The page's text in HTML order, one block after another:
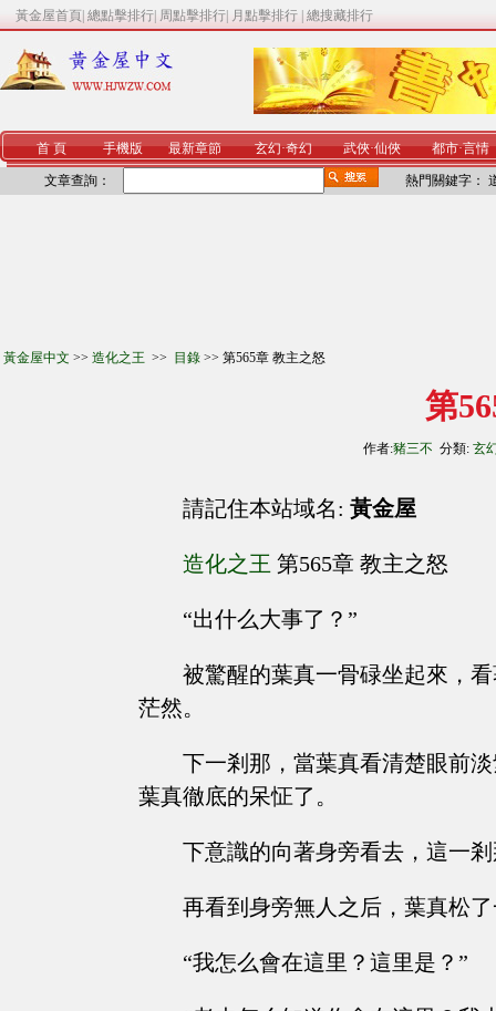
黃金屋首頁 總點擊排行 周點擊排行 月點擊排行 總搜藏排行
首 頁 手機版 最新章節 玄幻·奇幻 武俠·仙俠 都市·言情
文章查詢： 熱門關鍵字：
黃金屋中文 >> 造化之王 >> 目錄 >> 第565章 教主之怒
第
作者:豬三不 分類: 玄
請記住本站域名: 黃金屋
造化之王 第565章 教主之怒
“出什么大事了？”
被驚醒的葉真一骨碌坐起來，
茫然。
下一剎那，當葉真看清楚眼前
葉真徹底的呆怔了。
下意識的向著身旁看去，這一
再看到身旁無人之后，葉真松
“我怎么會在這里？這里是？”